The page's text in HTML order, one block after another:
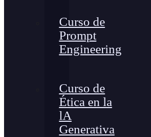
Curso de
Prompt
Engineering
Curso de
Ética en la
lA
Generativa